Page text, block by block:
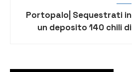
Portopalo| Sequestrati in
un deposito 140 chili di